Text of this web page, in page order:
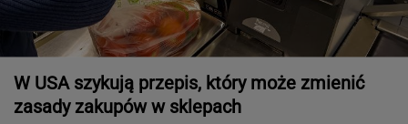
W USA szykują przepis, który może zmienić
zasady zakupów w sklepach